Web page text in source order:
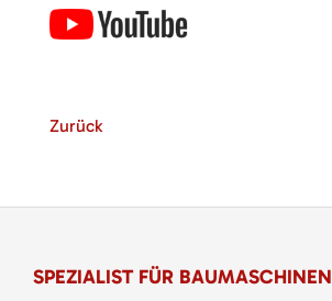
Zurück
SPEZIALIST FÜR BAUMASCHINEN